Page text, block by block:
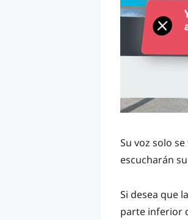
Su voz solo
escucharán
Si desea que
parte inferior